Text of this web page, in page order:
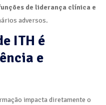
de liderança clínica e
adversos.
ITH é
e
impacta diretamente o